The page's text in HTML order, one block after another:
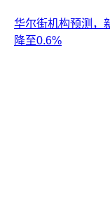
华尔街机构预测，
降至0.6%